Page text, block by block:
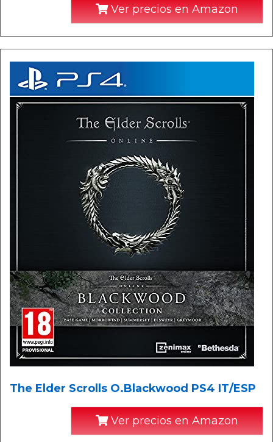
Ver precios en Amazon
The Elder Scrolls O.Blackwood PS4 IT/ESP
Ver precios en Amazon